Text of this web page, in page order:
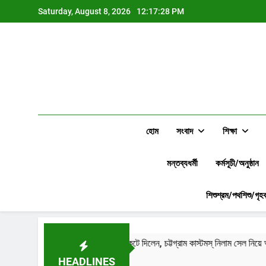
to
Saturday, August 8, 2026 12:17:29 PM
হোম সংবাদ শিক্ষা
মন্তব্যধর্মী কর্মসূচী/অনুষ্ঠান
শিশুশ্রম/পথশিশু/
HEADLINES
চাইতেই কল কেটে দিলেন, চট্টগ্রাম কাস্টমস্ নিলাম সেল নিয়ে অনুসন্ধানে ফলোআপ